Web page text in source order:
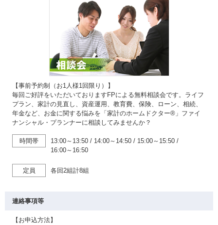
【事前予約制（お1人様1回限り）】
毎回ご好評をいただいておりますFPによる無料相談会です。ライフ
プラン、家計の見直し、資産運用、教育費、保険、ローン、相続、
年金など、お金に関する悩みを「家計のホームドクター®」ファイ
ナンシャル・プランナーに相談してみませんか？
時間帯 13:00～13:50 / 14:00～14:50 / 15:00～15:50 /
16:00～16:50
定員 各回2組計8組
連絡事項等
【お申込方法】